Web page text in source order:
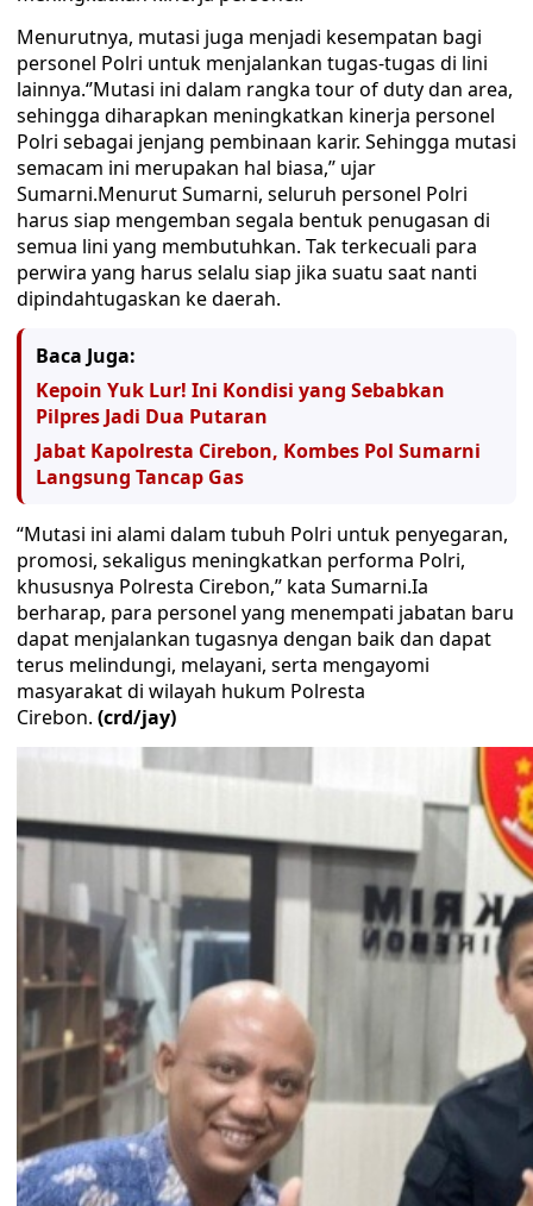
Menurutnya, mutasi juga menjadi kesempatan bagi
personel Polri untuk menjalankan tugas-tugas di lini
lainnya.‘’Mutasi ini dalam rangka tour of duty dan area,
sehingga diharapkan meningkatkan kinerja personel
Polri sebagai jenjang pembinaan karir. Sehingga mutasi
semacam ini merupakan hal biasa,’’ ujar
Sumarni.Menurut Sumarni, seluruh personel Polri
harus siap mengemban segala bentuk penugasan di
semua lini yang membutuhkan. Tak terkecuali para
perwira yang harus selalu siap jika suatu saat nanti
dipindahtugaskan ke daerah.
Baca Juga:
Kepoin Yuk Lur! Ini Kondisi yang Sebabkan
Pilpres Jadi Dua Putaran
Jabat Kapolresta Cirebon, Kombes Pol Sumarni
Langsung Tancap Gas
“Mutasi ini alami dalam tubuh Polri untuk penyegaran,
promosi, sekaligus meningkatkan performa Polri,
khususnya Polresta Cirebon,’’ kata Sumarni.Ia
berharap, para personel yang menempati jabatan baru
dapat menjalankan tugasnya dengan baik dan dapat
terus melindungi, melayani, serta mengayomi
masyarakat di wilayah hukum Polresta
Cirebon. (crd/jay)